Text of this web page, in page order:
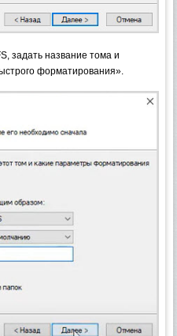
задать название тома и
форматирования».